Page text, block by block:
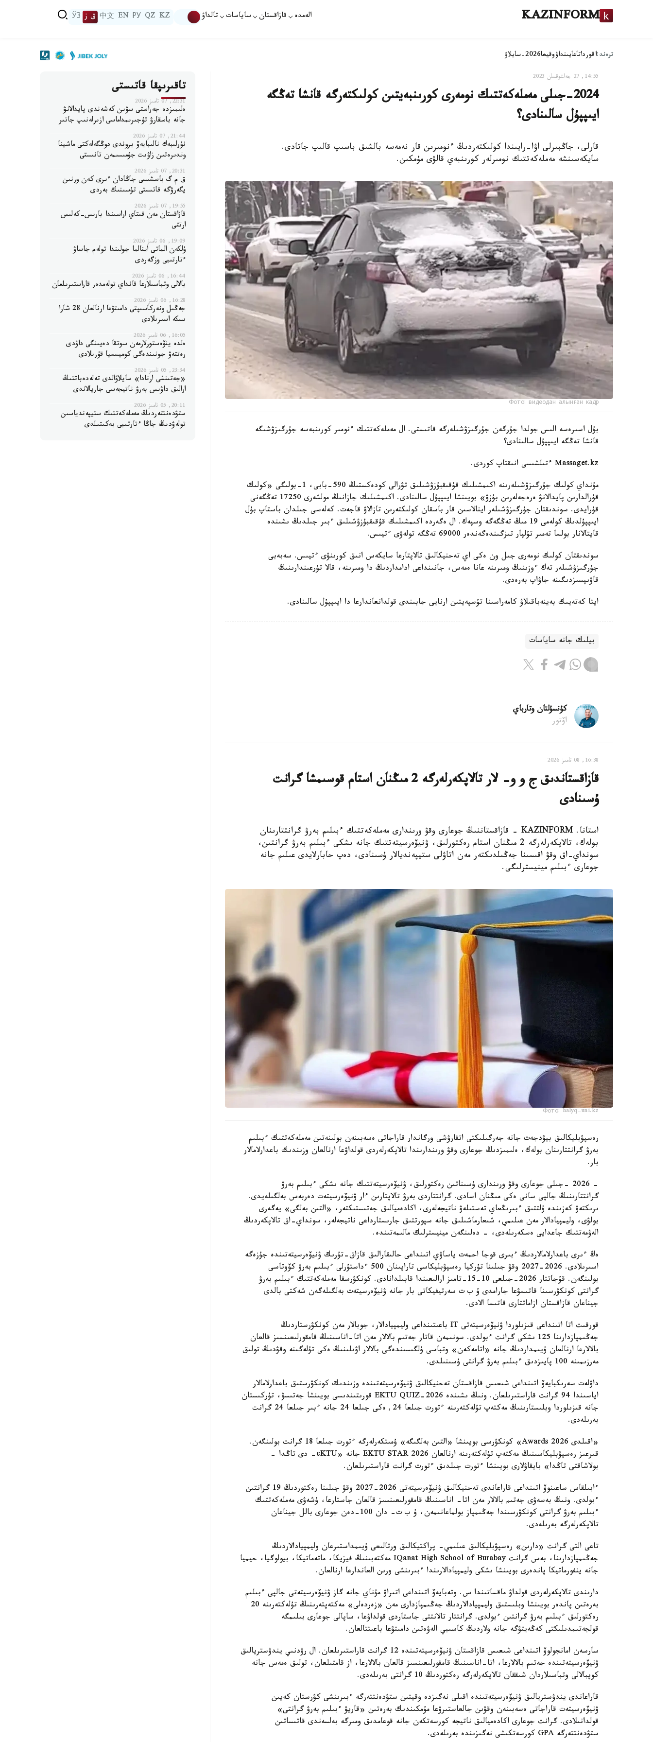
KAZINFORM الەمدە قازاقستان ساياسات تالداۋ KZ
QZ
РУ
EN
中文 ق ز ЎЗ
ترەند:اقورداتاعايىنداۋوقيعا2026-سايلاۋ
14:55, 27 جەلتوقسان 2023
2024-جىلى مەملەكەتتىك نومەرى كورىنبەيتىن كولىكتەرگە قانشا تەڭگە
ايىپپۇل سالىنادى؟
قارلى، جاڭبىرلى اۋا-رايىندا كولىكتەردىڭ ءنومىرىن قار نەمەسە بالشىق باسىپ قالىپ جاتادى.
سايكەسىنشە مەملەكەتتىك نومىرلەر كورىنبەي قالۋى مۇمكىن.
Фото: видеодан алынған кадр
بۇل اسىرەسە الىس جولدا جۇرگەن جۇرگىزۋشىلەرگە قاتىستى. ال مەملەكەتتىك ءنومىر كورىنبەسە جۇرگىزۋشىگە
قانشا تەڭگە ايىپپۇل سالىنادى؟
Massaget.kz ءتىلشىسى انىقتاپ كوردى.
مۇنداي كولىك جۇرگىزۋشىلەرىنە اكىمشىلىك قۇقىقبۇزۋشىلىق تۋرالى كودەكستىڭ 590-بابى، 1-بولىگى «كولىك
قۇرالدارىن پايدالانۋ ەرەجەلەرىن بۇزۋ» بويىنشا ايىپپۇل سالىنادى. اكىمشىلىك جازانىڭ مولشەرى 17250 تەڭگەنى
قۇرايدى. سوندىقتان جۇرگىزۋشىلەر اينالاسىن قار باسقان كولىكتەرىن تازالاۋ قاجەت. كەلەسى جىلدان باستاپ بۇل
ايىپپۇلدىڭ كولەمى 19 مىڭ تەڭگەگە وسپەك. ال ەگەردە اكىمشىلىك قۇقىقبۇزۋشىلىق ءبىر جىلدىڭ ىشىندە
قايتالانار بولسا تەمىر تۇلپار تىزگىندەگەندەر 69000 تەڭگە تولەۋى ءتيىس.
سوندىقتان كولىك نومەرى جىل ون ەكى اي تەحنيكالىق تالاپتارعا سايكەس انىق كورىنۋى ءتيىس. سەبەبى
جۇرگىزۋشىلەر تەك ءوزىنىڭ ومىرىنە عانا ەمەس، جانىنداعى ادامداردىڭ دا ومىرىنە، قالا تۇرعىندارىنىڭ
قاۋىپسىزدىگىنە جاۋاپ بەرەدى.
ايتا كەتەيىك بەينەباقىلاۋ كامەراسىنا تۇسپەيتىن ارنايى جابىندى قولدانعاندارعا دا ايىپپۇل سالىنادى.
بيلىك جانە ساياسات
كۇنسۇلتان وتارباي
اۆتور
16:38, 08 تامىز 2026
قازاقستاندىق ج و و- لار تالاپكەرلەرگە 2 مىڭنان استام قوسىمشا گرانت
ۇسىنادى
استانا. KAZINFORM - قازاقستاننىڭ جوعارى وقۋ ورىندارى مەملەكەتتىك ءبىلىم بەرۋ گرانتتارىنان
بولەك، تالاپكەرلەرگە 2 مىڭنان استام رەكتورلىق، ۋنيۆەرسيتەتتىك جانە ىشكى ءبىلىم بەرۋ گرانتىن،
سونداي-اق وقۋ اقىسىنا جەڭىلدىكتەر مەن اتاۋلى ستيپەنديالار ۇسىنادى، دەپ حابارلايدى عىلىم جانە
جوعارى ءبىلىم مينيسترلىگى.
Фото: halyq-uni.kz
رەسپۋبليكالىق بيۋدجەت جانە جەرگىلىكتى اتقارۋشى ورگاندار قاراجاتى ەسەبىنەن بولىنەتىن مەملەكەتتىك ءبىلىم
بەرۋ گرانتتارىنان بولەك، ەلىمىزدىڭ جوعارى وقۋ ورىندارىندا تالاپكەرلەردى قولداۋعا ارنالعان وزىندىك باعدارلامالار
بار.
- 2026 -جىلى جوعارى وقۋ ورىندارى ۇسىناتىن رەكتورلىق، ۋنيۆەرسيتەتتىك جانە ىشكى ءبىلىم بەرۋ
گرانتتارىنىڭ جالپى سانى ەكى مىڭنان اسادى. گرانتتاردى بەرۋ تالاپتارىن ءار ۋنيۆەرسيتەت دەربەس بەلگىلەيدى.
ىرىكتەۋ كەزىندە ۇلتتىق ءبىرىڭعاي تەستىلەۋ ناتيجەلەرى، اكادەميالىق جەتىستىكتەر، «التىن بەلگى» يەگەرى
بولۋى، وليمپيادالار مەن عىلىمي، شىعارماشىلىق جانە سپورتتىق جارىستارداعى ناتيجەلەر، سونداي-اق تالاپكەردىڭ
الەۋمەتتىك جاعدايى ەسكەرىلەدى، - دەلىنگەن مينيسترلىك مالىمەتىندە.
ەڭ ءىرى باعدارلامالاردىڭ ءبىرى قوجا احمەت ياساۋي اتىنداعى حالىقارالىق قازاق-تۇرىك ۋنيۆەرسيتەتىندە جۇزەگە
اسىرىلادى. 2026-2027 وقۋ جىلىنا تۇركيا رەسپۋبليكاسى تاراپىنان 500 ءداستۇرلى ءبىلىم بەرۋ كۆوتاسى
بولىنگەن. قۇجاتتار 2026-جىلعى 10-15-تامىز ارالىعىندا قابىلدانادى. كونكۋرسقا مەملەكەتتىك ءبىلىم بەرۋ
گرانتى كونكۋرسىنا قاتىسۋعا جارامدى ۇ ب ت سەرتيفيكاتى بار جانە ۋنيۆەرسيتەت بەلگىلەگەن شەكتى بالدى
جيناعان قازاقستان ازاماتتارى قاتىسا الادى.
قورقىت اتا اتىنداعى قىزىلوردا ۋنيۆەرسيتەتى IT باعىتىنداعى وليمپيادالار، جوبالار مەن كونكۋرستاردىڭ
جەڭىمپازدارىنا 125 ىشكى گرانت ءبولدى. سونىمەن قاتار جەتىم بالالار مەن اتا-اناسىنىڭ قامقورلىعىنسىز قالعان
بالالارعا ارنالعان ۇيىمداردىڭ جانە «اتامەكەن» وتباسى ۇلگىسىندەگى بالالار اۋىلىنىڭ ەكى تۇلەگىنە وقۋدىڭ تولىق
مەرزىمىنە 100 پايىزدىق ءبىلىم بەرۋ گرانتى ۇسىنىلدى.
داۋلەت سەرىكبايەۆ اتىنداعى شىعىس قازاقستان تەحنيكالىق ۋنيۆەرسيتەتىندە وزىندىك كونكۋرستىق باعدارلامالار
اياسىندا 94 گرانت قاراستىرىلعان. ونىڭ ىشىندە EKTU QUIZ-2026 قورىتىندىسى بويىنشا جەتىسۋ، تۇركىستان
جانە قىزىلوردا وبلىستارىنىڭ مەكتەپ تۇلەكتەرىنە ءتورت جىلعا 24, ەكى جىلعا 24 جانە ءبىر جىلعا 24 گرانت
بەرىلەدى.
«اقىلدى Awards 2026» كونكۋرسى بويىنشا «التىن بەلگىگە» ۇمىتكەرلەرگە ءتورت جىلعا 18 گرانت بولىنگەن.
قىرعىز رەسپۋبليكاسىنىڭ مەكتەپ تۇلەكتەرىنە ارنالعان EKTU STAR 2026 جانە «eKTU- دى تاڭدا -
بولاشاقتى تاڭدا» بايقاۋلارى بويىنشا ءتورت جىلدىق ءتورت گرانت قاراستىرىلعان.
ءابىلقاس ساعىنوۆ اتىنداعى قاراعاندى تەحنيكالىق ۋنيۆەرسيتەتى 2026-2027 وقۋ جىلىنا رەكتوردىڭ 19 گرانتىن
ءبولدى. ونىڭ بەسەۋى جەتىم بالالار مەن اتا- اناسىنىڭ قامقورلىعىنسىز قالعان جاستارعا، ۇشەۋى مەملەكەتتىك
ءبىلىم بەرۋ گرانتى كونكۋرسىندا جەڭىمپاز بولماعانىمەن، ۇ ب ت- دان 100-دەن جوعارى بالل جيناعان
تالاپكەرلەرگە بەرىلەدى.
تاعى التى گرانت «دارىن» رەسپۋبليكالىق عىلىمي- پراكتيكالىق ورتالىعى ۇيىمداستىرعان وليمپيادالاردىڭ
جەڭىمپازدارىنا، بەس گرانت IQanat High School of Burabay مەكتەبىنىڭ فيزيكا، ماتەماتيكا، بيولوگيا، حيميا
جانە ينفورماتيكا پاندەرى بويىنشا ىشكى وليمپيادالارىندا ءبىرىنشى ورىن العاندارعا ارنالعان.
دارىندى تالاپكەرلەردى قولداۋ ماقساتىندا س. وتەبايەۆ اتىنداعى اتىراۋ مۇناي جانە گاز ۋنيۆەرسيتەتى جالپى ءبىلىم
بەرەتىن پاندەر بويىنشا وبلىستىق وليمپيادالاردىڭ جەڭىمپازدارى مەن «زەردەلى» مەكتەپتەرىنىڭ تۇلەكتەرىنە 20
رەكتورلىق ءبىلىم بەرۋ گرانتىن ءبولدى. گرانتتار تالانتتى جاستاردى قولداۋعا، ساپالى جوعارى بىلىمگە
قولجەتىمدىلىكتى كەڭەيتۋگە جانە ولاردىڭ كاسىبي الەۋەتىن دامىتۋعا باعىتتالعان.
سارسەن امانجولوۆ اتىنداعى شىعىس قازاقستان ۋنيۆەرسيتەتىندە 12 گرانت قاراستىرىلعان. ال رۋدنىي يندۋستريالىق
ۋنيۆەرسيتەتىندە جەتىم بالالارعا، اتا-اناسىنىڭ قامقورلىعىنسىز قالعان بالالارعا، از قامتىلعان، تولىق ەمەس جانە
كوپبالالى وتباسىلاردان شىققان تالاپكەرلەرگە رەكتوردىڭ 10 گرانتى بەرىلەدى.
قاراعاندى يندۋستريالىق ۋنيۆەرسيتەتىندە اقىلى نەگىزدە وقيتىن ستۋدەنتتەرگە ءبىرىنشى كۋرستان كەيىن
ۋنيۆەرسيتەت قاراجاتى ەسەبىنەن وقۋىن جالعاستىرۋعا مۇمكىندىك بەرەتىن «قاريۋ ءبىلىم بەرۋ گرانتى»
قولدانىلادى. گرانت جوعارى اكادەميالىق ناتيجە كورسەتكەن جانە قوعامدىق ومىرگە بەلسەندى قاتىساتىن
ستۋدەنتتەرگە GPA كورسەتكىشى نەگىزىندە بەرىلەدى.
تاقىرىپقا قاتىستى
22:31, 07 تامىز 2026
ەلىمىزدە جەراستى سۋىن كەشەندى پايدالانۋ
جانە باسقارۋ تۇجىرىمداماسى ازىرلەنىپ جاتىر
21:44, 07 تامىز 2026
نۇرلىبەك نالىبايەۆ بروندى دوڭگەلەكتى ماشينا
وندىرەتىن زاۋىت جۇمىسىمەن تانىستى
20:31, 07 تامىز 2026
ق م گ باسشىسى جاڭادان ءىرى كەن ورنىن
يگەرۋگە قاتىستى تۇسىنىك بەردى
19:55, 07 تامىز 2026
قازاقستان مەن قىتاي اراسىندا بارىس-كەلىس
ارتتى
19:09, 06 تامىز 2026
ۇلكەن الماتى اينالما جولىندا تولەم جاساۋ
ءتارتىبى وزگەردى
16:44, 06 تامىز 2026
بالالى وتباسىلارعا قانداي تولەمدەر قاراستىرىلعان
16:28, 06 تامىز 2026
جەڭىل ونەركاسىپتى دامىتۋعا ارنالعان 28 شارا
ىسكە اسىرىلادى
16:05, 06 تامىز 2026
ەلدە ينۆەستورلارمەن سوتقا دەيىنگى داۋدى
رەتتەۋ جونىندەگى كوميسسيا قۇرىلادى
23:34, 05 تامىز 2026
«جەتىنشى ارنادا» سايلاۋالدى تەلەدەباتتىڭ
ارالىق داۋىس بەرۋ ناتيجەسى جاريالاندى
20:11, 05 تامىز 2026
ستۋدەنتتەردىڭ مەملەكەتتىك ستيپەندياسىن
تولەۋدىڭ جاڭا ءتارتىبى بەكىتىلدى